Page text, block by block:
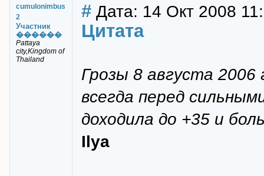
cumulonimbus
2
Участник
������
Pattaya
city,Kingdom of
Thailand
# Дата: 14 Окт 2008
Цитата
Грозы 8 августа 2006
всегда перед
доходила до +35 и
Ilya